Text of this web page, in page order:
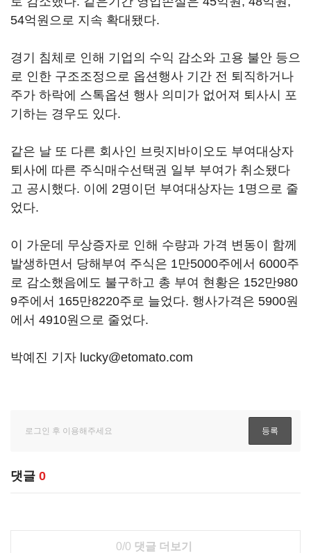
54억원으로 지속 확대됐다.
경기 침체로 인해 기업의 수익 감소와 고용 불안 등으
로 인한 구조조정으로 옵션행사 기간 전 퇴직하거나
주가 하락에 스톡옵션 행사 의미가 없어져 퇴사시 포
기하는 경우도 있다.
같은 날 또 다른 회사인 브릿지바이오도 부여대상자
퇴사에 따른 주식매수선택권 일부 부여가 취소됐다
고 공시했다. 이에 2명이던 부여대상자는 1명으로 줄
었다.
이 가운데 무상증자로 인해 수량과 가격 변동이 함께
발생하면서 당해부여 주식은 1만5000주에서 6000주
로 감소했음에도 불구하고 총 부여 현황은 152만980
9주에서 165만8220주로 늘었다. 행사가격은 5900원
에서 4910원으로 줄었다.
박예진 기자 lucky@etomato.com
댓글 0
0/0 댓글 더보기